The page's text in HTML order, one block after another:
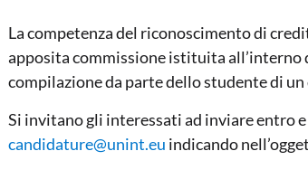
La competenza del riconoscimento di
apposita commissione istituita all’interno
compilazione da parte dello studente di
Si invitano gli interessati ad inviare entro
candidature@unint.eu indicando